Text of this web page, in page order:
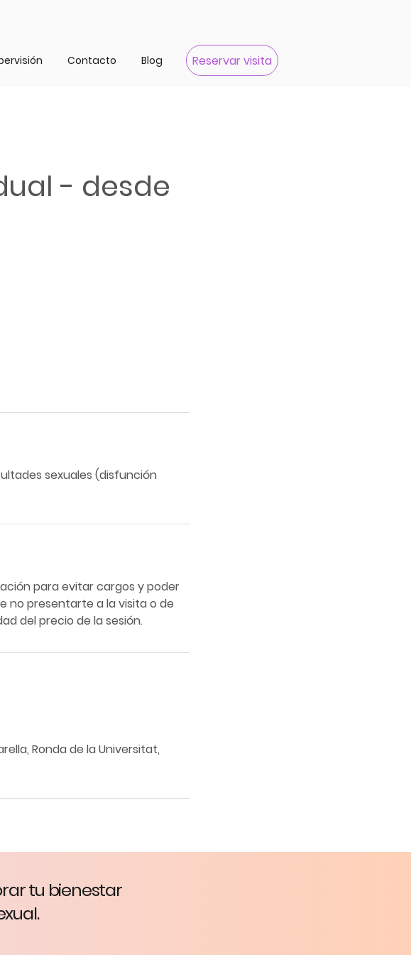
Contacto Blog Reservar visita
- desde
sexuales (disfunción
para evitar cargos y poder
no presentarte a la visita o de
del precio de la sesión.
Ronda de la Universitat,
tu bienestar